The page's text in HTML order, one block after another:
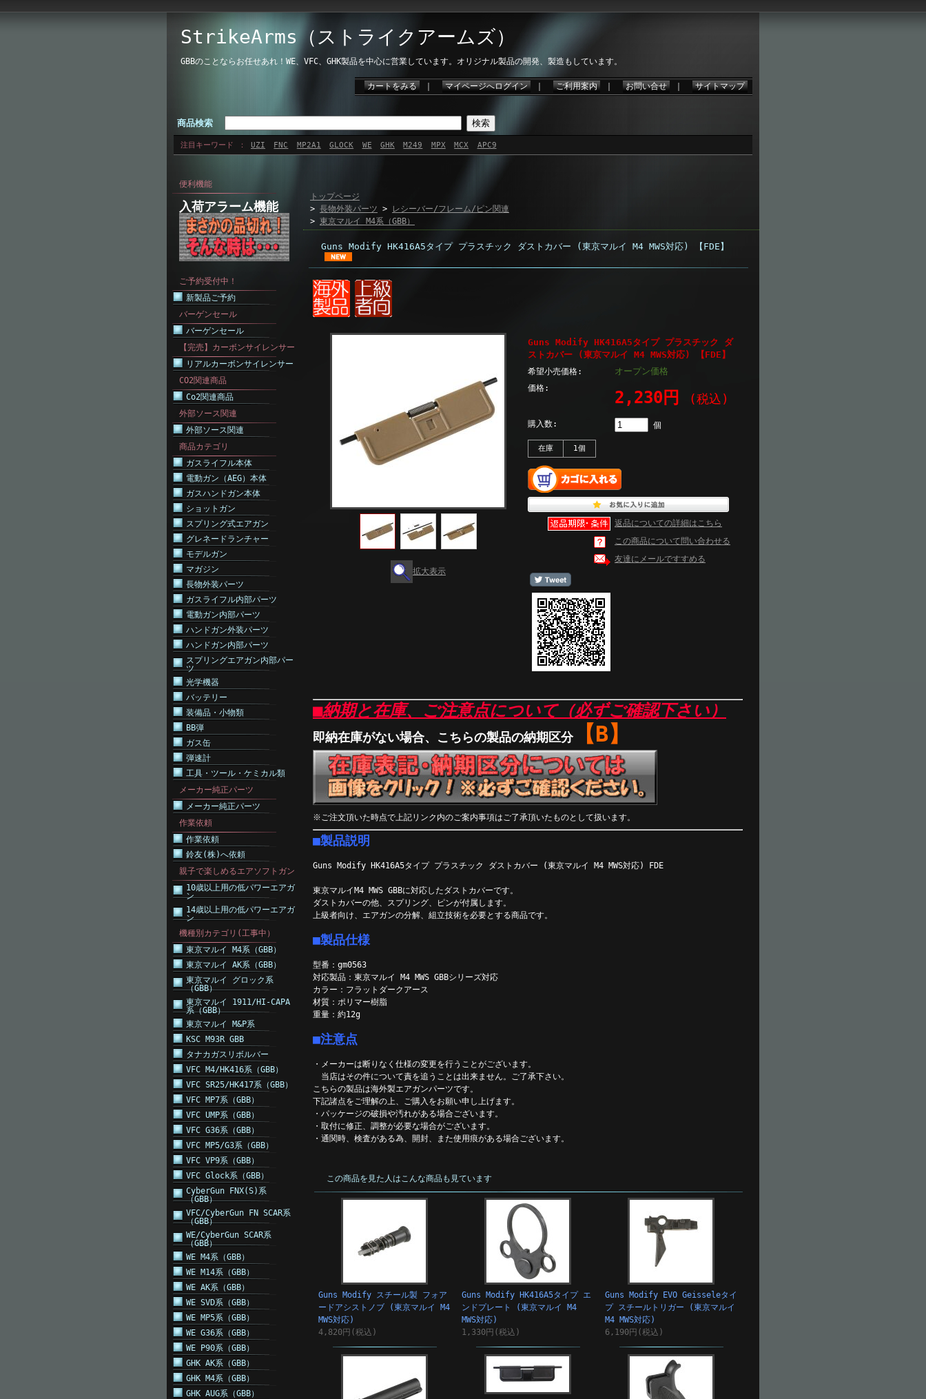
StrikeArms（ストライクアームズ）
GBBのことならお任せあれ！WE、VFC、GHK製品を中心に営業しています。オリジナル製品の開発、製造もしています。
カートをみる マイページへログイン ご利用案内 お問い合せ サイトマップ
商品検索
注目キーワード UZI FNC MP2A1 GLOCK WE GHK M249 MPX MCX APC9
便利機能
入荷アラーム機能
ご予約受付中！
新製品ご予約
バーゲンセール
バーゲンセール
【完売】カーボンサイレンサー
リアルカーボンサイレンサー
CO2関連商品
Co2関連商品
外部ソース関連
外部ソース関連
商品カテゴリ
ガスライフル本体
電動ガン（AEG）本体
ガスハンドガン本体
ショットガン
スプリング式エアガン
グレネードランチャー
モデルガン
マガジン
長物外装パーツ
ガスライフル内部パーツ
電動ガン内部パーツ
ハンドガン外装パーツ
ハンドガン内部パーツ
スプリングエアガン内部パー
ツ
光学機器
バッテリー
装備品・小物類
BB弾
ガス缶
弾速計
工具・ツール・ケミカル類
メーカー純正パーツ
メーカー純正パーツ
作業依頼
作業依頼
鈴友(株)へ依頼
親子で楽しめるエアソフトガン
10歳以上用の低パワーエアガ
ン
14歳以上用の低パワーエアガ
ン
機種別カテゴリ(工事中）
東京マルイ M4系（GBB）
東京マルイ AK系（GBB）
東京マルイ グロック系
（GBB）
東京マルイ 1911/HI-CAPA
系（GBB）
東京マルイ M&P系
KSC M93R GBB
タナカガスリボルバー
VFC M4/HK416系（GBB）
VFC SR25/HK417系（GBB）
VFC MP7系（GBB）
VFC UMP系（GBB）
VFC G36系（GBB）
VFC MP5/G3系（GBB）
VFC VP9系（GBB）
VFC Glock系（GBB）
CyberGun FNX(S)系
（GBB）
VFC/CyberGun FN SCAR系
（GBB）
WE/CyberGun SCAR系
（GBB）
WE M4系（GBB）
WE M14系（GBB）
WE AK系（GBB）
WE SVD系（GBB）
WE MP5系（GBB）
WE G36系（GBB）
WE P90系（GBB）
GHK AK系（GBB）
GHK M4系（GBB）
GHK AUG系（GBB）
トップページ
> 長物外装パーツ >
レシーバー/フレーム/ピン関連
> 東京マルイ M4系（GBB）
Guns Modify HK416A5タイプ プラスチック ダストカバー (東京マルイ M4 MWS対応) 【FDE】
拡大表示
Guns Modify HK416A5タイプ プラスチック ダ
ストカバー (東京マルイ M4 MWS対応) 【FDE】
希望小売価格: オープン価格
価格: 2,230円 (税込)
購入数: 個
在庫 1個
返品についての詳細はこちら
この商品について問い合わせる
友達にメールですすめる
■納期と在庫、ご注意点について（必ずご確認下さい）
即納在庫がない場合、こちらの製品の納期区分【B】
※ご注文頂いた時点で上記リンク内のご案内事項はご了承頂いたものとして扱います。
■製品説明
Guns Modify HK416A5タイプ プラスチック ダストカバー (東京マルイ M4 MWS対応) FDE
東京マルイM4 MWS GBBに対応したダストカバーです。
ダストカバーの他、スプリング、ピンが付属します。
上級者向け、エアガンの分解、組立技術を必要とする商品です。
■製品仕様
型番：gm0563
対応製品：東京マルイ M4 MWS GBBシリーズ対応
カラー：フラットダークアース
材質：ポリマー樹脂
重量：約12g
■注意点
・メーカーは断りなく仕様の変更を行うことがございます。
当店はその件について責を追うことは出来ません。ご了承下さい。
こちらの製品は海外製エアガンパーツです。
下記諸点をご理解の上、ご購入をお願い申し上げます。
・パッケージの破損や汚れがある場合ございます。
・取付に修正、調整が必要な場合がございます。
・通関時、検査がある為、開封、また使用痕がある場合ございます。
この商品を見た人はこんな商品も見ています
Guns Modify スチール製 フォア
ードアシストノブ (東京マルイ M4
MWS対応)
4,820円(税込)
Guns Modify HK416A5タイプ エ
ンドプレート (東京マルイ M4
MWS対応)
1,330円(税込)
Guns Modify EVO Geisseleタイ
プ スチールトリガー (東京マルイ
M4 MWS対応)
6,190円(税込)